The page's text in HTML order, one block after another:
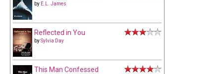
by E.L. James
Reflected in You
bySylvia Day
This Man Confessed